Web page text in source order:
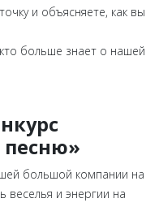
и объясняете, как вы
больше знает о нашей
большой компании на
и энергии на